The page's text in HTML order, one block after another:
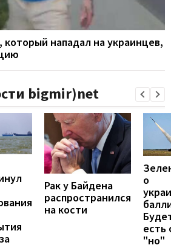
нападал на украинцев,
bigmir)net
Рак у Байдена
распространился
на кости
о
есть
"но"